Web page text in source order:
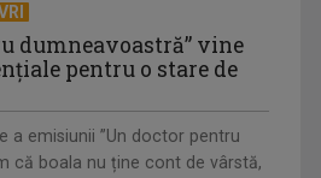
Anghel – a patra cea mai votată
dumneavoastră” vine
pentru o stare de
a emisiunii ”Un doctor pentru
că boala nu ține cont de vârstă,